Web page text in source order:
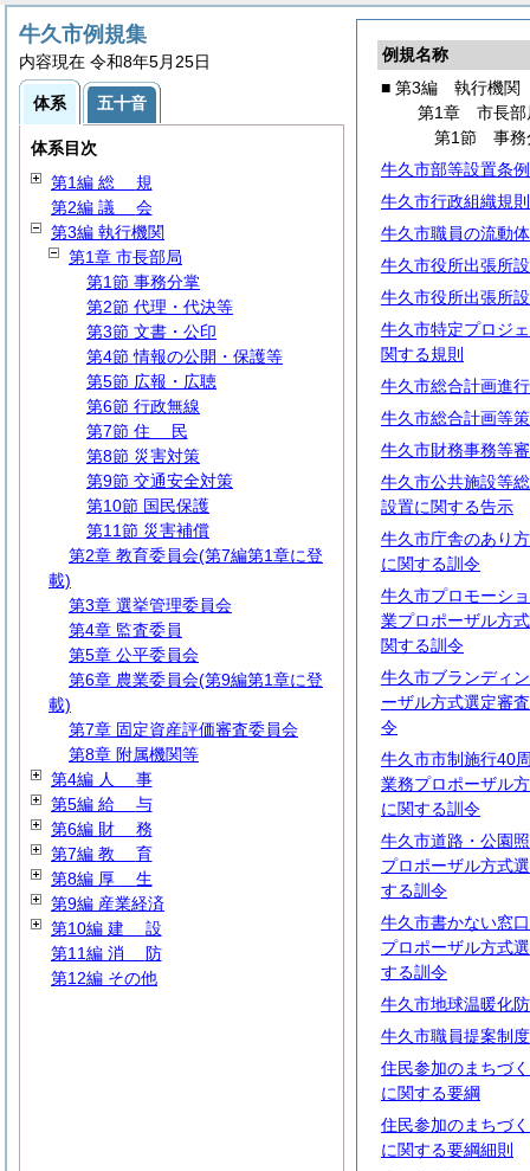
例規名称
■ 第3編 執行機関
第1章 市長部
第1節 事務
牛久市部等設置条例
牛久市行政組織規則
牛久市職員の流動
牛久市役所出張所
牛久市役所出張所
牛久市特定プロジ
関する規則
牛久市総合計画進
牛久市総合計画等
牛久市財務事務等
牛久市公共施設等
設置に関する告示
牛久市庁舎のあり
に関する訓令
牛久市プロモーシ
業プロポーザル方
関する訓令
牛久市ブランディ
ーザル方式選定審
令
牛久市市制施行40
業務プロポーザル
に関する訓令
牛久市道路・公園
プロポーザル方式
する訓令
牛久市書かない窓
プロポーザル方式
する訓令
牛久市地球温暖化
牛久市職員提案制
住民参加のまちづ
に関する要綱
住民参加のまちづ
に関する要綱細則
牛久市例規集
内容現在 令和8年5月25日
体系 五十音
体系目次
第1編 総 規
第2編 議 会
第3編 執行機関
第1章 市長部局
第1節 事務分掌
第2節 代理・代決等
第3節 文書・公印
第4節 情報の公開・保護等
第5節 広報・広聴
第6節 行政無線
第7節 住
民
第8節 災害対策
第9節 交通安全対策
第10節 国民保護
第11節 災害補償
第2章 教育委員会(第7編第1章に登
載)
第3章 選挙管理委員会
第4章 監査委員
第5章 公平委員会
第6章 農業委員会(第9編第1章に登
載)
第7章 固定資産評価審査委員会
第8章 附属機関等
第4編 人 事
第5編 給 与
第6編 財 務
第7編 教 育
第8編 厚 生
第9編 産業経済
第10編 建 設
第11編 消 防
第12編 その他